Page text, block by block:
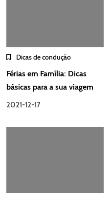
Dicas de condução
Férias em Família: Dicas
básicas para a sua viagem
2021-12-17